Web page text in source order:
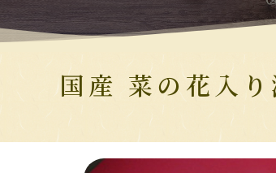
国産 菜の花入